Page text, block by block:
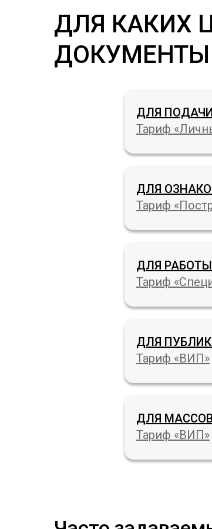
ДЛЯ КАКИХ
ДОКУМЕНТЫ
ДЛЯ
Тариф
Тариф
ДЛЯ
ДЛЯ
Тариф «ВИП»
ДЛЯ
Тариф
ДЛЯ
Тариф «ВИП»